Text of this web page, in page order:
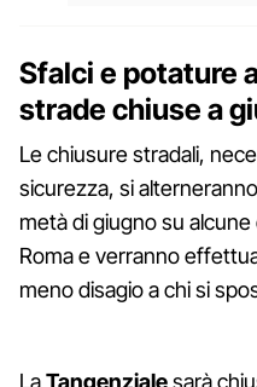
Sfalci e potature
strade chiuse a
Le chiusure stradali,
sicurezza, si
metà di giugno su
Roma e verranno
meno disagio a chi si
LaTangenzialesarà